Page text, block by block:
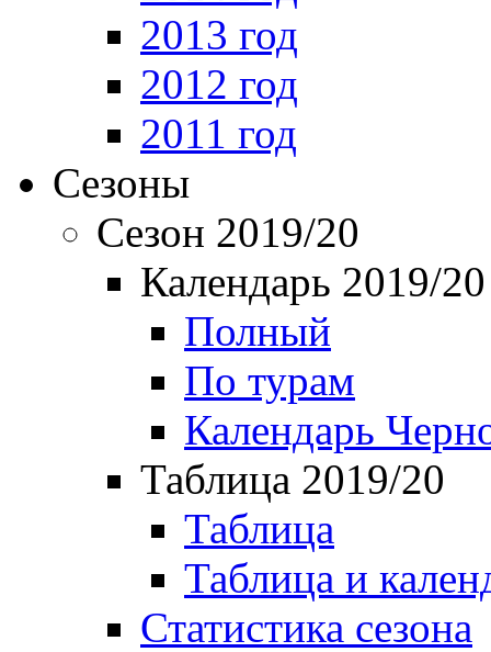
2013 год
2012 год
2011 год
Сезоны
Сезон 2019/20
Календарь 2019/20
Полный
По турам
Календарь
Таблица 2019/20
Таблица
Таблица и
Статистика сезона